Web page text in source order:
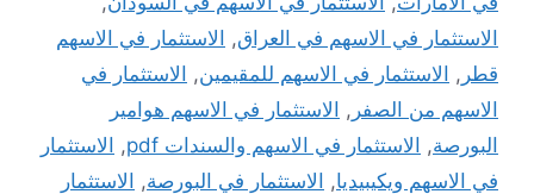
الاستثمار في الاسهم في العراق,
الاستثمار في الاسهم
قطر , الاستثمار في الاسهم للمقيمين,
الاستثمار في
الاسهم من الصفر ,
الاستثمار في الاسهم هوامير
البورصة, الاستثمار في الاسهم والسندات pdf ,
الاستثمار
في الاسهم ويكيبيديا, الاستثمار في البورصة,
الاستثمار